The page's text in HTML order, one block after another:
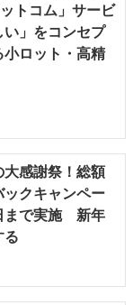
ポリシー
トコム」サービ
」をコンセプ
小ロット・高精
感謝祭！総額
ックキャンペー
まで実施 新年
る